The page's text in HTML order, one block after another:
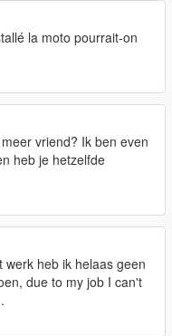
la moto pourrait-on
vriend? Ik ben even
heb je hetzelfde
werk heb ik helaas geen
due to my job I can't